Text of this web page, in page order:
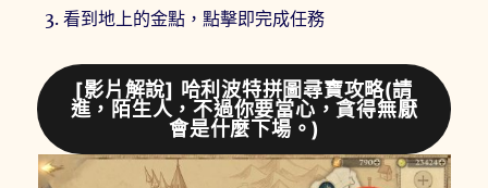
看到地上的金點，點擊即完成任務
[影片解說] 哈利波特拼圖尋寶攻略(請
進，陌生人，不過你要當心，貪得無厭
會是什麼下場。)